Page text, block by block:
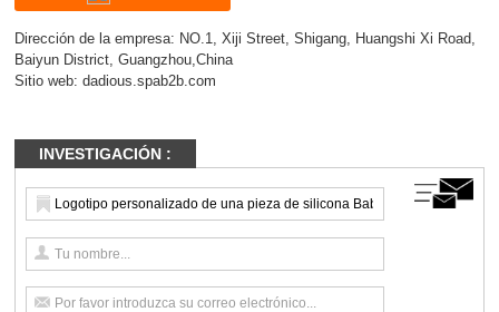
Dirección de la empresa: NO.1, Xiji Street, Shigang, Huangshi Xi Road,
Baiyun District, Guangzhou,China
Sitio web:dadious.spab2b.com
INVESTIGACIÓN :